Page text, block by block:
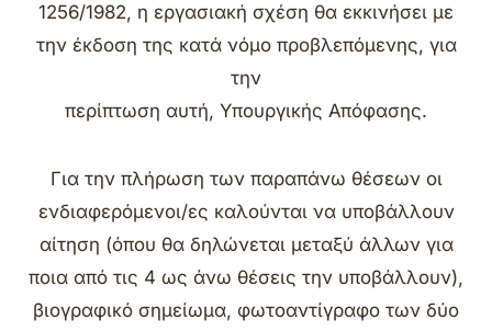
1256/1982, η εργασιακή σχέση θα εκκινήσει με
την έκδοση της κατά νόμο προβλεπόμενης, για
την
περίπτωση αυτή, Υπουργικής Απόφασης.
Για την πλήρωση των παραπάνω θέσεων οι
ενδιαφερόμενοι/ες καλούνται να υποβάλλουν
αίτηση (όπου θα δηλώνεται μεταξύ άλλων για
ποια από τις 4 ως άνω θέσεις την υποβάλλουν),
βιογραφικό σημείωμα, φωτοαντίγραφο των δύο